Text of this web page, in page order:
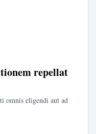
repellat
omnis eligendi aut ad